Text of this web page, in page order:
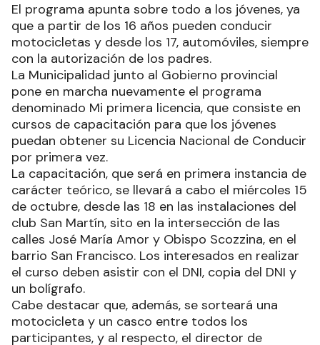
El programa apunta sobre todo a los jóvenes, ya
que a partir de los 16 años pueden conducir
motocicletas y desde los 17, automóviles, siempre
con la autorización de los padres.
La Municipalidad junto al Gobierno provincial
pone en marcha nuevamente el programa
denominado Mi primera licencia, que consiste en
cursos de capacitación para que los jóvenes
puedan obtener su Licencia Nacional de Conducir
por primera vez.
La capacitación, que será en primera instancia de
carácter teórico, se llevará a cabo el miércoles 15
de octubre, desde las 18 en las instalaciones del
club San Martín, sito en la intersección de las
calles José María Amor y Obispo Scozzina, en el
barrio San Francisco. Los interesados en realizar
el curso deben asistir con el DNI, copia del DNI y
un bolígrafo.
Cabe destacar que, además, se sorteará una
motocicleta y un casco entre todos los
participantes, y al respecto, el director de